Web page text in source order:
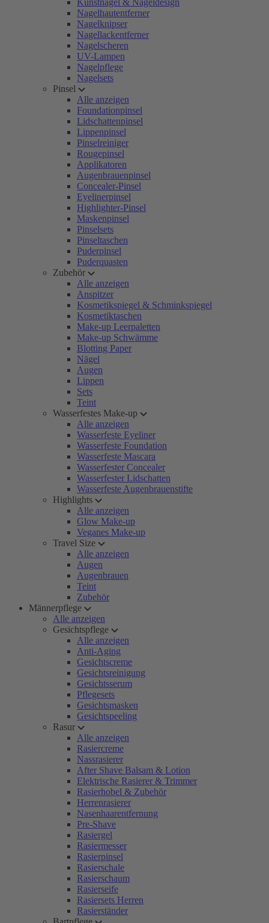
Kunstnägel & Nageldesign
Nagelhautentferner
Nagelknipser
Nagellackentferner
Nagelscheren
UV-Lampen
Nagelpflege
Nagelsets
Pinsel
Alle anzeigen
Foundationpinsel
Lidschattenpinsel
Lippenpinsel
Pinselreiniger
Rougepinsel
Applikatoren
Augenbrauenpinsel
Concealer-Pinsel
Eyelinerpinsel
Highlighter-Pinsel
Maskenpinsel
Pinselsets
Pinseltaschen
Puderpinsel
Puderquasten
Zubehör
Alle anzeigen
Anspitzer
Kosmetikspiegel & Schminkspiegel
Kosmetiktaschen
Make-up Leerpaletten
Make-up Schwämme
Blotting Paper
Nägel
Augen
Lippen
Sets
Teint
Wasserfestes Make-up
Alle anzeigen
Wasserfeste Eyeliner
Wasserfeste Foundation
Wasserfeste Mascara
Wasserfester Concealer
Wasserfester Lidschatten
Wasserfeste Augenbrauenstifte
Highlights
Alle anzeigen
Glow Make-up
Veganes Make-up
Travel Size
Alle anzeigen
Augen
Augenbrauen
Teint
Zubehör
Männerpflege
Alle anzeigen
Gesichtspflege
Alle anzeigen
Anti-Aging
Gesichtscreme
Gesichtsreinigung
Gesichtsserum
Pflegesets
Gesichtsmasken
Gesichtspeeling
Rasur
Alle anzeigen
Rasiercreme
Nassrasierer
After Shave Balsam & Lotion
Elektrische Rasierer & Trimmer
Rasierhobel & Zubehör
Herrenrasierer
Nasenhaarentfernung
Pre-Shave
Rasiergel
Rasiermesser
Rasierpinsel
Rasierschale
Rasierschaum
Rasierseife
Rasiersets Herren
Rasierständer